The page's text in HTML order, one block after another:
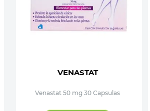
VENASTAT
Venastat 50 mg 30 Capsulas